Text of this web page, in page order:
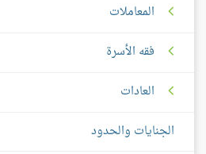
المعاملات
فقه الأسرة
العادات
الجنايات والحدود